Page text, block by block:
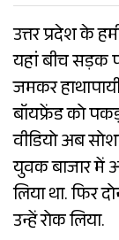
उत्तर प्रदेश के
यहां बीच सड़क
जमकर
बॉयफ्रेंड को
वीडियो अब
युवक बाजार में
लिया था. फिर
उन्हें रोक लिया.